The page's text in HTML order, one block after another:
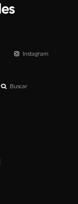
Instagram
Buscar